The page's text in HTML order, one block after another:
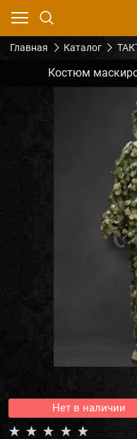
Главная Каталог
Костюм
Нет в наличии